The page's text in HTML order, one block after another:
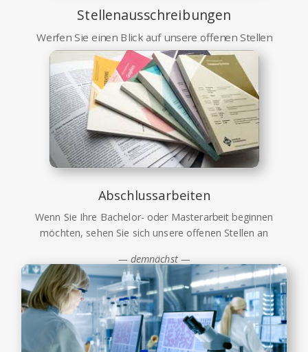
Stellenausschreibungen
Werfen Sie einen Blick auf unsere offenen Stellen
Abschlussarbeiten
Wenn Sie Ihre Bachelor- oder Masterarbeit beginnen
möchten, sehen Sie sich unsere offenen Stellen an
— demnächst —